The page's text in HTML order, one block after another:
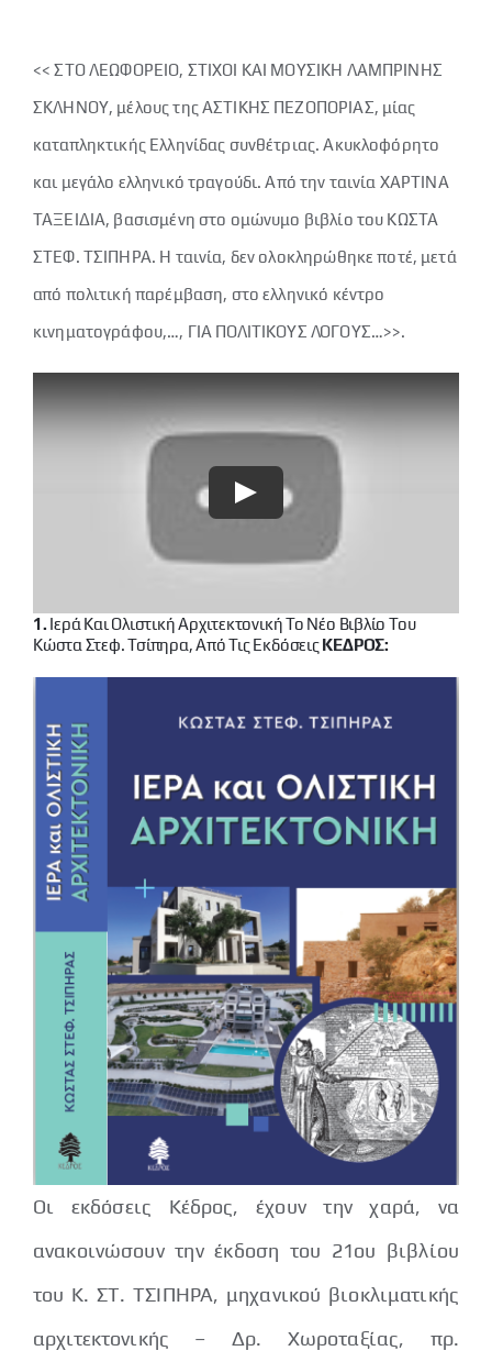
<< ΣΤΟ ΛΕΩΦΟΡΕΙΟ, ΣΤΙΧΟΙ ΚΑΙ ΜΟΥΣΙΚΗ ΛΑΜΠΡΙΝΗΣ
ΣΚΛΗΝΟΥ, μέλους της ΑΣΤΙΚΗΣ ΠΕΖΟΠΟΡΙΑΣ, μίας
καταπληκτικής Ελληνίδας συνθέτριας. Ακυκλοφόρητο
και μεγάλο ελληνικό τραγούδι. Από την ταινία ΧΑΡΤΙΝΑ
ΤΑΞΕΙΔΙΑ, βασισμένη στο ομώνυμο βιβλίο του ΚΩΣΤΑ
ΣΤΕΦ. ΤΣΙΠΗΡΑ. Η ταινία, δεν ολοκληρώθηκε ποτέ, μετά
από πολιτική παρέμβαση, στο ελληνικό κέντρο
κινηματογράφου,…, ΓΙΑ ΠΟΛΙΤΙΚΟΥΣ ΛΟΓΟΥΣ…>>.
1. Ιερά Και Ολιστική Αρχιτεκτονική Το Νέο Βιβλίο Του
Κώστα Στεφ. Τσίπηρα, Από Τις ΕκδόσειςΚΕΔΡΟΣ:
Οι εκδόσεις Κέδρος, έχουν την χαρά, να
ανακοινώσουν την έκδοση του 21ου βιβλίου
του Κ. ΣΤ. ΤΣΙΠΗΡΑ, μηχανικού βιοκλιματικής
αρχιτεκτονικής – Δρ. Χωροταξίας, πρ.